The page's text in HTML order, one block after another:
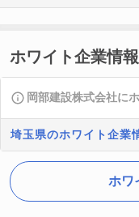
ホワイト企業情報
岡部建設株式会社に
埼玉県のホワイト企業
ホワ